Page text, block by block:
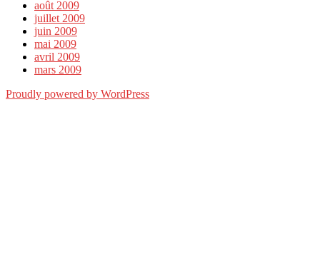
août 2009
juillet 2009
juin 2009
mai 2009
avril 2009
mars 2009
Proudly powered by WordPress